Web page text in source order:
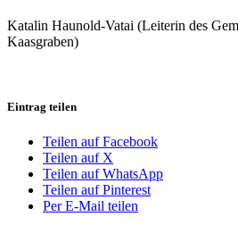
Katalin Haunold-Vatai (Leiterin des
Kaasgraben)
Eintrag teilen
Teilen auf Facebook
Teilen auf X
Teilen auf WhatsApp
Teilen auf Pinterest
Per E-Mail teilen